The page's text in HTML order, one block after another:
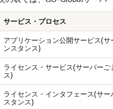
サービス・プロセス
アプリケーション公開サービス(
ンスタンス)
ライセンス・サービス(サーバー
ス)
ライセンス・インタフェース(サ
スタンス)